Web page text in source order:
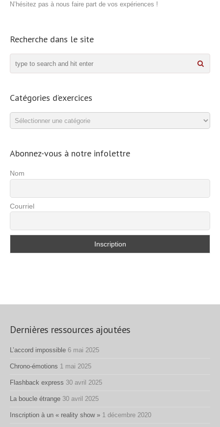
N’hésitez pas à nous faire part de vos expériences !
Recherche dans le site
Catégories d’exercices
Catégories
d’exercices
Abonnez-vous à notre infolettre
Nom
Courriel
Dernières ressources ajoutées
L’accord impossible 6 mai 2025
Chrono-émotions 1 mai 2025
Flashback express 30 avril 2025
La boucle étrange 30 avril 2025
Inscription à un « reality show » 1 décembre 2020